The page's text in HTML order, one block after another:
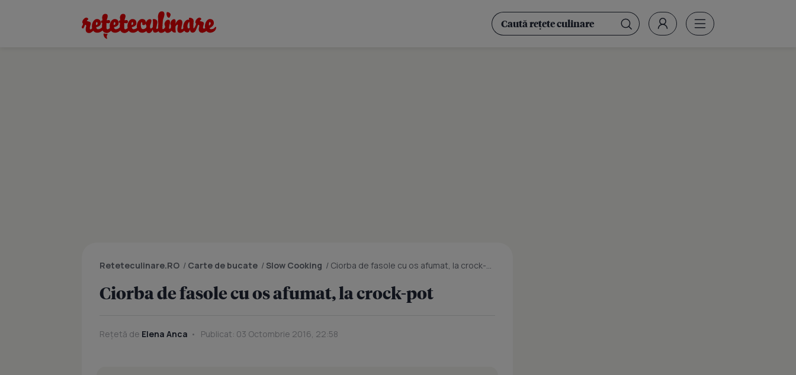
Reteteculinare.RO / Carte de bucate / Slow Cooking / Ciorba de fasole cu os afumat, la crock-pot
Ciorba de fasole cu os afumat, la crock-pot
Rețetă de Elena Anca Publicat: 03 Octombrie 2016, 22:58